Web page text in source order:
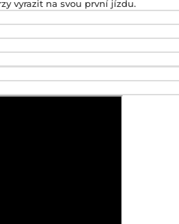
vyrazit na svou první jízdu.